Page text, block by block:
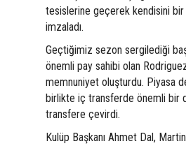
tesislerine geçerek kendisini bir
imzaladı.
Geçtiğimiz sezon sergilediği
önemli pay sahibi olan
memnuniyet oluşturdu. Piyasa
birlikte iç transferde önemli bir
transfere çevirdi.
Kulüp Başkanı Ahmet Dal,